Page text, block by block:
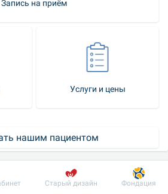
Запись на приём
Услуги и цены
нашим пациентом
Контакт-центр
Пациенту
Старый дизайн Фондация